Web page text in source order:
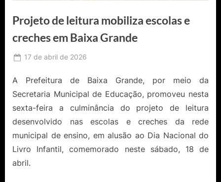
Projeto de leitura mobiliza escolas e
creches em Baixa Grande
Posted
17 de abril de 2026
Catureba
A Prefeitura de Baixa Grande, por meio da
Secretaria Municipal de Educação, promoveu nesta
sexta-feira a culminância do projeto de leitura
desenvolvido nas escolas e creches da rede
municipal de ensino, em alusão ao Dia Nacional do
Livro Infantil, comemorado neste sábado, 18 de
abril.